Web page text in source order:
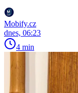
Mobify.cz
dnes, 06:23
4 min